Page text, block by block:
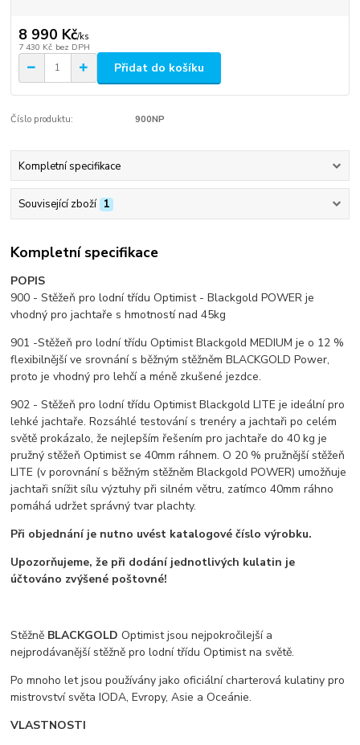
8 990 Kč/ks
7 430 Kč bez DPH
Přidat do košíku
Číslo produktu: 900NP
Kompletní specifikace
Související zboží 1
Kompletní specifikace
POPIS
900 - Stěžeň pro lodní třídu Optimist - Blackgold POWER je
vhodný pro jachtaře s hmotností nad 45kg
901 -Stěžeň pro lodní třídu Optimist Blackgold MEDIUM je o 12 %
flexibilnější ve srovnání s běžným stěžněm BLACKGOLD Power,
proto je vhodný pro lehčí a méně zkušené jezdce.
902 - Stěžeň pro lodní třídu Optimist Blackgold LITE je ideální pro
lehké jachtaře. Rozsáhlé testování s trenéry a jachtaři po celém
světě prokázalo, že nejlepším řešením pro jachtaře do 40 kg je
pružný stěžeň Optimist se 40mm ráhnem. O 20 % pružnější stěžeň
LITE (v porovnání s běžným stěžněm Blackgold POWER) umožňuje
jachtaři snížit sílu výztuhy při silném větru, zatímco 40mm ráhno
pomáhá udržet správný tvar plachty.
Při objednání je nutno uvést katalogové číslo výrobku.
Upozorňujeme, že při dodání jednotlivých kulatin je
účtováno zvýšené poštovné!
Stěžně BLACKGOLD Optimist jsou nejpokročilejší a
nejprodávanější stěžně pro lodní třídu Optimist na světě.
Po mnoho let jsou používány jako oficiální charterová kulatiny pro
mistrovství světa IODA, Evropy, Asie a Oceánie.
VLASTNOSTI